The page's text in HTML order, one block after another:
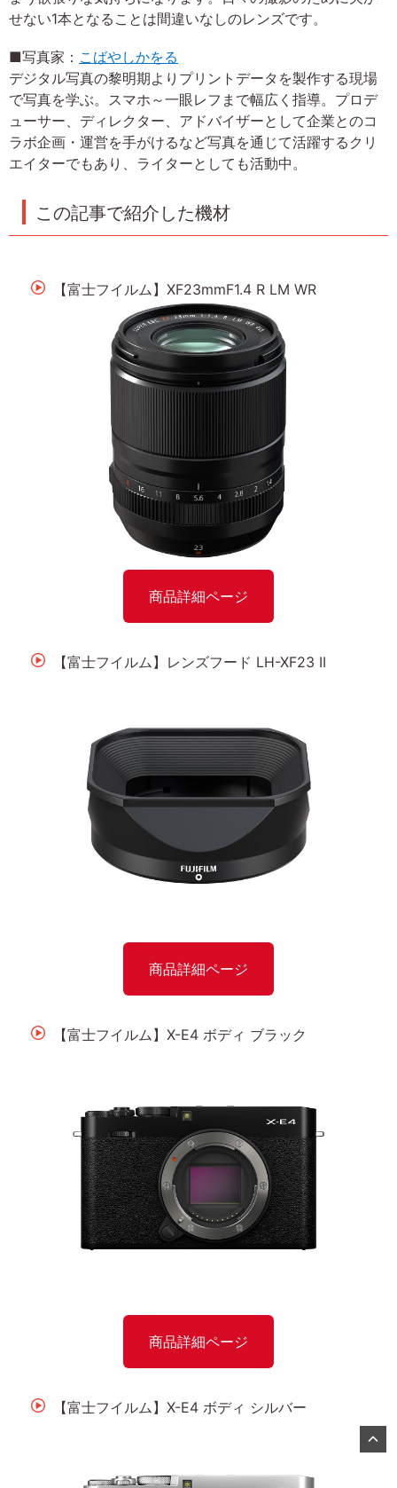
せない1本となることは間違いなしのレンズです。
■写真家： こばやしかをる
デジタル写真の黎明期よりプリントデータを製作する現場
で写真を学ぶ。スマホ～一眼レフまで幅広く指導。プロデ
ューサー、ディレクター、アドバイザーとして企業とのコ
ラボ企画・運営を手がけるなど写真を通じて活躍するクリ
エイターでもあり、ライターとしても活動中。
この記事で紹介した機材
【富士フイルム】XF23mmF1.4 R LM WR
商品詳細ページ
【富士フイルム】レンズフード LH-XF23 II
商品詳細ページ
【富士フイルム】X-E4 ボディ ブラック
商品詳細ページ
【富士フイルム】X-E4 ボディ シルバー